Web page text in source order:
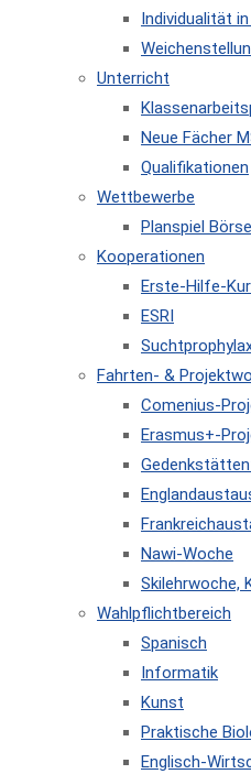
Individualität
Unterricht
Neue Fächer
Qualifikationen
Wettbewerbe
Planspiel Börse
Kooperationen
Erste-Hilfe-
ESRI
Fahrten- &
Comenius-
Erasmus+-
Nawi-Woche
Skilehrwoche,
Wahlpflichtbereich
Spanisch
Informatik
Kunst
Praktische
Englisch-